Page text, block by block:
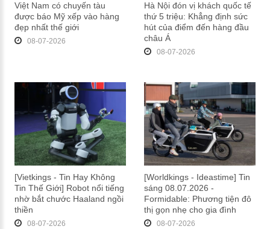
Việt Nam có chuyến tàu
được báo Mỹ xếp vào hàng
đẹp nhất thế giới
08-07-2026
Hà Nội đón vị khách quốc tế
thứ 5 triệu: Khẳng định sức
hút của điểm đến hàng đầu
châu Á
08-07-2026
[Vietkings - Tin Hay Không
Tin Thế Giới] Robot nổi tiếng
nhờ bắt chước Haaland ngồi
thiền
08-07-2026
[Worldkings - Ideastime] Tin
sáng 08.07.2026 -
Formidable: Phương tiện đô
thị gọn nhẹ cho gia đình
08-07-2026